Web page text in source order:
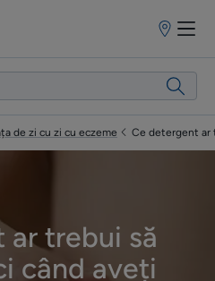
Puncte
vânzare
de zi cu zi cu eczeme Ce detergent ar
ar trebui să
când aveți